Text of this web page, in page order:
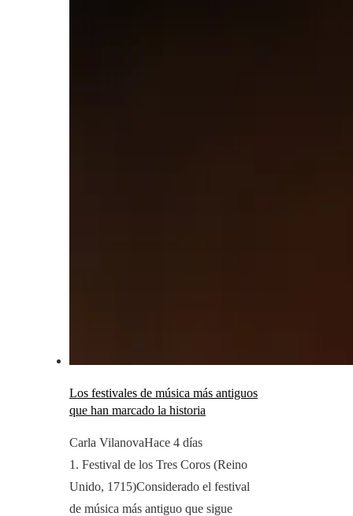
Los festivales de música más antiguos
que han marcado la historia
Carla VilanovaHace 4 días
1. Festival de los Tres Coros (Reino
Unido, 1715)Considerado el festival
de música más antiguo que sigue